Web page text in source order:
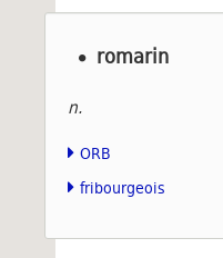
romarin
n.
ORB
fribourgeois